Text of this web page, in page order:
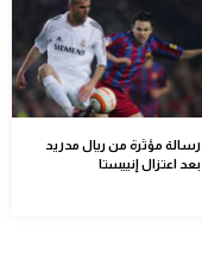
رسالة مؤثرة من ريال مدريد
بعد اعتزال إنييستا